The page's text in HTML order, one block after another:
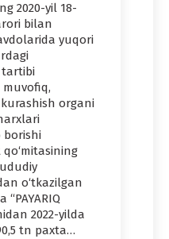
2020-yil 18-
bilan
yuqori
muvofiq,
organi
borishi
o‘tkazilgan
2022-yilda
tn paxta…